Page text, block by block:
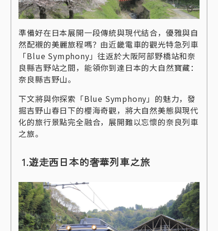
準備好在日本展開一段傳統與現代結合，優雅與自
然配襯的美麗旅程嗎？由近畿電車的觀光特急列車
「Blue Symphony」往返於大阪阿部野橋站和奈
良縣吉野站之間，能領你到達日本的大自然寶藏：
奈良縣吉野山。
下文將與你探索「Blue Symphony」的魅力，發
掘吉野山春日下的櫻海奇觀，將大自然美態與現代
化的旅行景點完全融合，展開難以忘懷的奈良列車
之旅。
1.遊走西日本的奢華列車之旅